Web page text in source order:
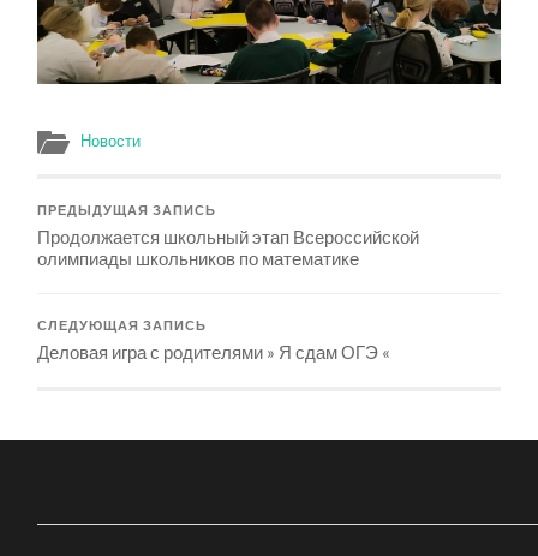
Новости
ПРЕДЫДУЩАЯ ЗАПИСЬ
Продолжается школьный этап Всероссийской
олимпиады школьников по математике
СЛЕДУЮЩАЯ ЗАПИСЬ
Деловая игра с родителями » Я сдам ОГЭ «